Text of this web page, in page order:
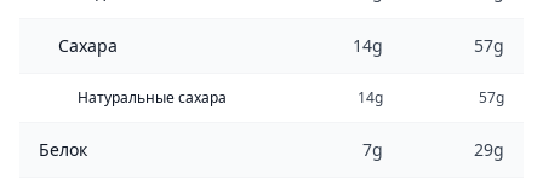
Сахара 14g 57g
Натуральные сахара 14g 57g
Белок 7g 29g